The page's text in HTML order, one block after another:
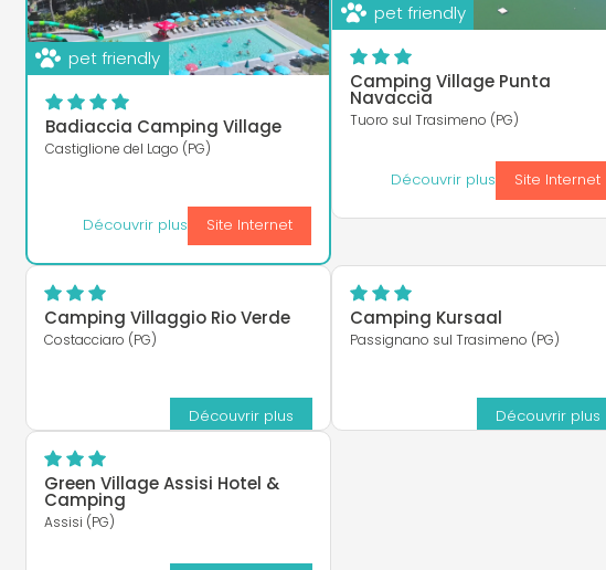
pet friendly
Badiaccia Camping Village
Castiglione del Lago (PG)
Découvrir plus Site Internet
pet friendly
Camping Village Punta
Navaccia
Tuoro sul Trasimeno (PG)
Découvrir plus Site Internet
Camping Villaggio Rio Verde
Costacciaro (PG)
Découvrir plus
Camping Kursaal
Passignano sul Trasimeno (PG)
Découvrir plus
Green Village Assisi Hotel &
Camping
Assisi (PG)